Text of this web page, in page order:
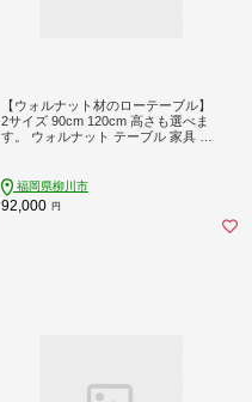
【ウォルナット材のローテーブル】
2サイズ 90cm 120cm 高さも選べま
す。 ウォルナット テーブル 家具 イ
具 福岡県柳川市
92,000 円